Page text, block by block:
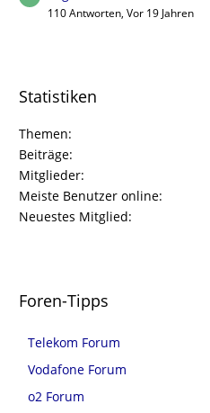
110 Antworten, Vor 19 Jahren
Statistiken
Themen
Beiträge
Mitglieder
Meiste Benutzer online
Neuestes Mitglied
Foren-Tipps
Telekom Forum
Vodafone Forum
o2 Forum